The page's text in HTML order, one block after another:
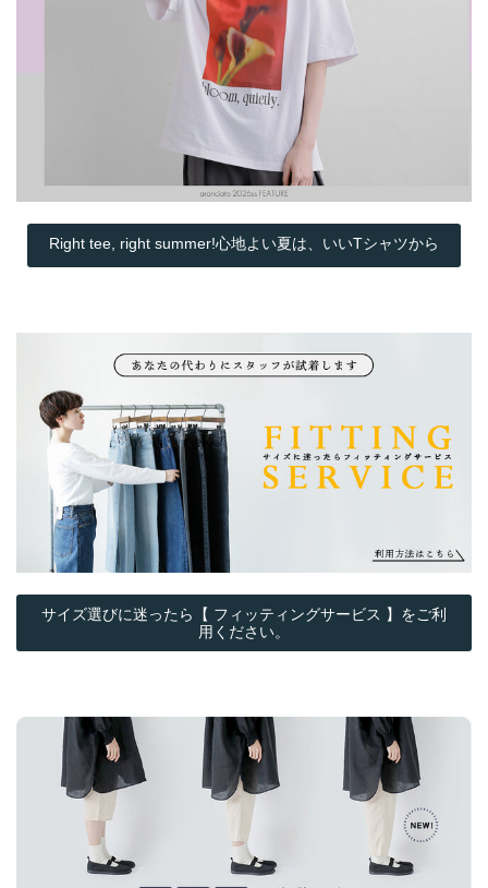
Right tee, right summer!心地よい夏は、いいTシャツから
サイズ選びに迷ったら【 フィッティングサービス 】をご利
用ください。